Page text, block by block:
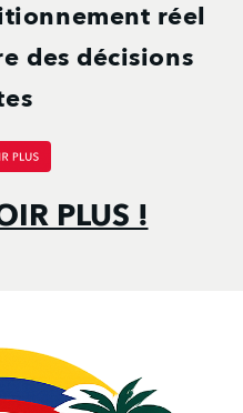
réel
des décisions
PLUS !